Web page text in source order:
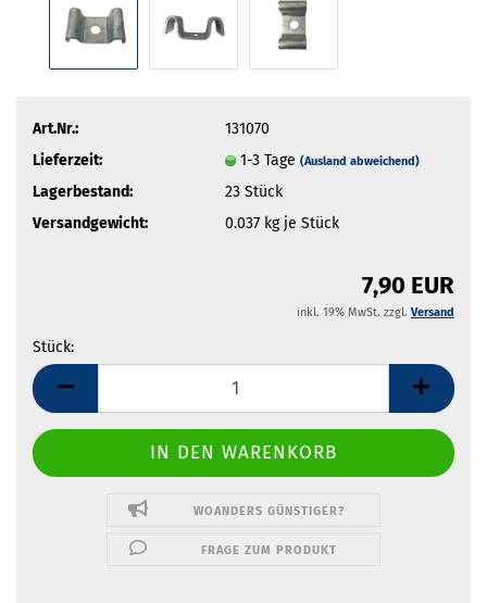
Art.Nr.:
131070
Lieferzeit:
1-3 Tage (Ausland abweichend)
Lagerbestand: 23 Stück
Versandgewicht:
0.037kg je Stück
7,90 EUR
inkl. 19% MwSt. zzgl. Versand
Stück:
Stück
WOANDERS GÜNSTIGER?
FRAGE ZUM PRODUKT